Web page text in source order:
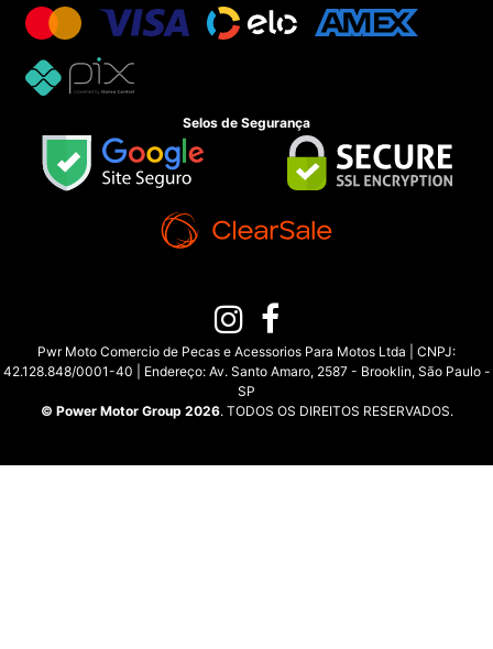
Selos de Segurança
Pwr Moto Comercio de Pecas e Acessorios Para Motos Ltda | CNPJ:
42.128.848/0001-40 | Endereço: Av. Santo Amaro, 2587 - Brooklin, São Paulo -
SP
© Power Motor Group 2026. TODOS OS DIREITOS RESERVADOS.